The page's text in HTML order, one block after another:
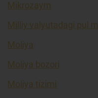
Mikrozaym
Milliy valyutadagi pul
Moliya
Moliya bozori
Moliya tizimi